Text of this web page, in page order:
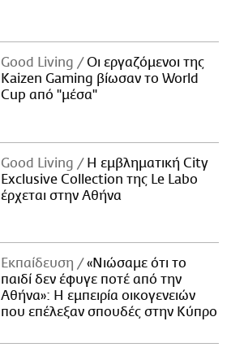
Good Living
Οι εργαζόμενοι της
Kaizen Gaming βίωσαν το World
Cup από "μέσα"
Good Living
Η εμβληματική City
Exclusive Collection της Le Labo
έρχεται στην Αθήνα
Εκπαίδευση
«Νιώσαμε ότι το
παιδί δεν έφυγε ποτέ από την
Αθήνα»: Η εμπειρία οικογενειών
που επέλεξαν σπουδές στην Κύπρο